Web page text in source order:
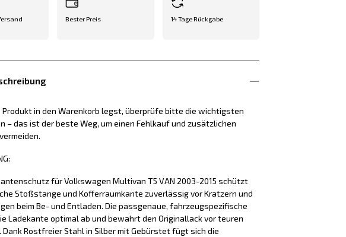
Bester Preis 14 Tage Rückgabe
Produkt in den Warenkorb legst, überprüfe bitte die wichtigsten
– das ist der beste Weg, um einen Fehlkauf und zusätzlichen
für Volkswagen Multivan T5 VAN 2003-2015 schützt
Stoßstange und Kofferraumkante zuverlässig vor Kratzern und
beim Be- und Entladen. Die passgenaue, fahrzeugspezifische
Ladekante optimal ab und bewahrt den Originallack vor teuren
Dank Rostfreier Stahl in Silber mit Gebürstet fügt sich die